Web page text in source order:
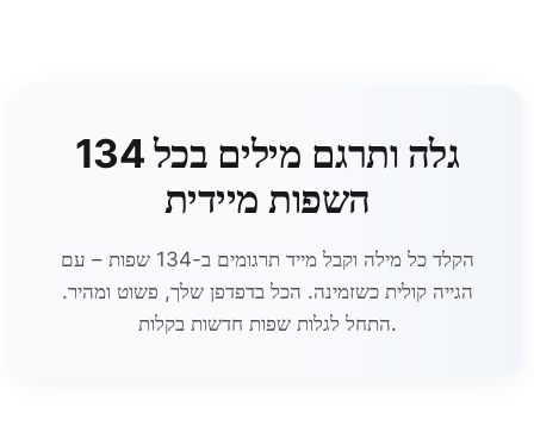
גלה ותרגם מילים בכל 134
השפות מיידית
הקלד כל מילה וקבל מייד תרגומים ב-134 שפות – עם
הגייה קולית כשזמינה. הכל בדפדפן שלך, פשוט ומהיר.
התחל לגלות שפות חדשות בקלות.